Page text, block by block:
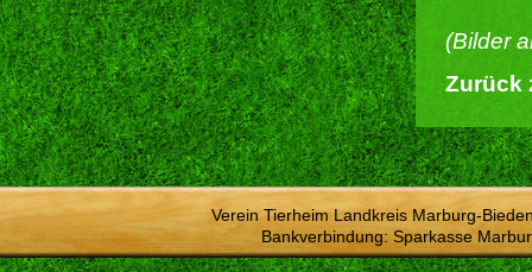
(Bilder
Zurück
Verein Tierheim Landkreis Marburg-
Bankverbindung: Sparkasse